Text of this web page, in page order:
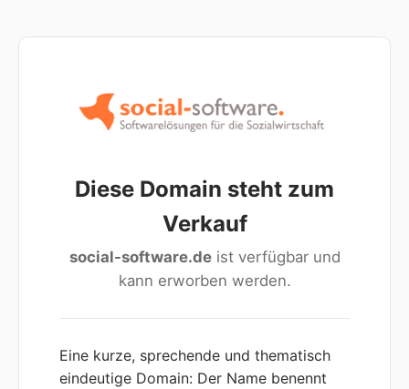
Diese Domain steht zum
Verkauf
social-software.deist verfügbar und
kann erworben werden.
Eine kurze, sprechende und thematisch
eindeutige Domain: Der Name benennt